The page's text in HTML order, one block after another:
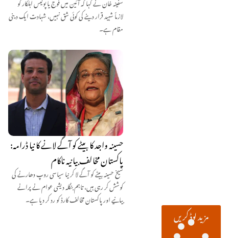
لازماً شہید قرار دینے کی کوئی شق نہیں، شہادت ایک دینی
مقام ہے۔
حسینہ واجد کا بیٹے کو آگے لانے کا نیا ڈرامہ:
پاکستان مخالف بیانیہ ناکام
شیخ حسینہ بیٹے کو آگے لا کر نیا سیاسی روپ دھارنے کی
کوشش کر رہی ہیں، تاہم بنگلہ دیشی عوام نے پرانے
بیانیے اور پاکستان مخالف کارڈ کو رد کر دیا ہے۔
مزید لوڈ کریں